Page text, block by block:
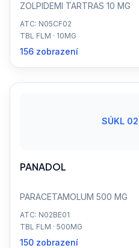
ZOLPIDEMI TARTRAS 10 MG
ATC: N05CF02
TBL FLM · 10MG
156 zobrazení
SÚKL
PANADOL
PARACETAMOLUM 500 MG
ATC: N02BE01
TBL FLM · 500MG
150 zobrazení